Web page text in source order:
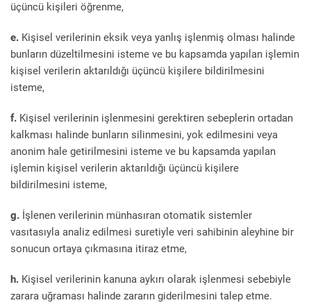
üçüncü kişileri öğrenme,
e. Kişisel verilerinin eksik veya yanlış işlenmiş olması halinde
bunların düzeltilmesini isteme ve bu kapsamda yapılan işlemin
kişisel verilerin aktarıldığı üçüncü kişilere bildirilmesini
isteme,
f. Kişisel verilerinin işlenmesini gerektiren sebeplerin ortadan
kalkması halinde bunların silinmesini, yok edilmesini veya
anonim hale getirilmesini isteme ve bu kapsamda yapılan
işlemin kişisel verilerin aktarıldığı üçüncü kişilere
bildirilmesini isteme,
g. İşlenen verilerinin münhasıran otomatik sistemler
vasıtasıyla analiz edilmesi suretiyle veri sahibinin aleyhine bir
sonucun ortaya çıkmasına itiraz etme,
h. Kişisel verilerinin kanuna aykırı olarak işlenmesi sebebiyle
zarara uğraması halinde zararın giderilmesini talep etme.